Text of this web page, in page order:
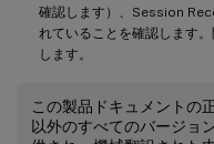
確認します）、Session
れていることを確認します
します。
この製品ドキュメントの
以外のすべてのバージョ